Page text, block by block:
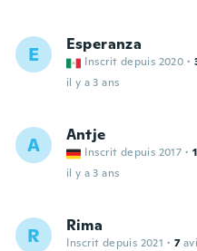
E Esperanza
Inscrit depuis 2020 ·
il y a 3 ans
A Antje
Inscrit depuis 2017 ·
il y a 3 ans
R Rima
Inscrit depuis 2021 · 7